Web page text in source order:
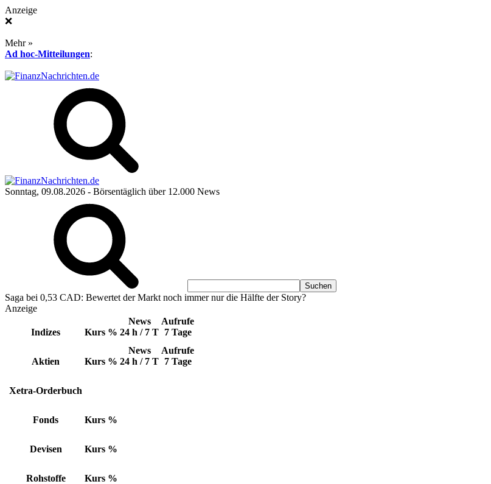
Anzeige
❌
Mehr »
Ad hoc-Mitteilungen:
Sonntag, 09.08.2026 - Börsentäglich über 12.000 News
Saga bei 0,53 CAD: Bewertet der Markt noch immer nur die Hälfte der Story?
Anzeige
Indizes Kurs %
News
24 h / 7 T
Aufrufe
7 Tage
Aktien Kurs %
News
24 h / 7 T
Aufrufe
7 Tage
Xetra-Orderbuch
Fonds Kurs %
Devisen Kurs %
Rohstoffe Kurs %